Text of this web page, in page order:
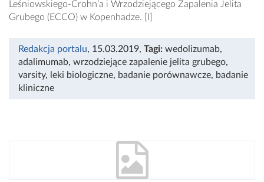
Leśniowskiego-Crohn’a i Wrzodziejącego Zapalenia Jelita
Grubego (ECCO) w Kopenhadze. [I]
Redakcja portalu, 15.03.2019, Tagi: wedolizumab,
adalimumab, wrzodziejące zapalenie jelita grubego,
varsity, leki biologiczne, badanie porównawcze, badanie
kliniczne